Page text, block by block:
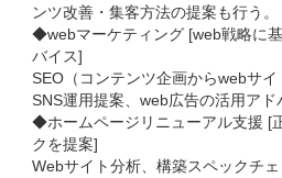
ンツ改善・集客方法の提案も行う。
◆webマーケティング [web戦略に
バイス]
SEO（コンテンツ企画からwebサイ
SNS運用提案、web広告の活用アド
◆ホームページリニューアル支援 [
クを提案]
Webサイト分析、構築スペックチ